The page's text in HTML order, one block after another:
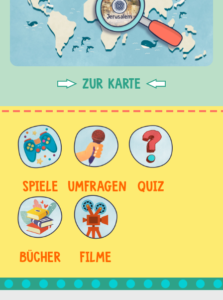
ZUR KARTE
SPIELE UMFRAGEN QUIZ
BÜCHER FILME